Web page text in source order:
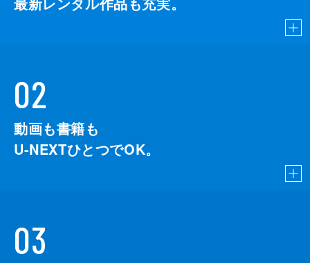
02
動画も書籍も
U-NEXTひとつでOK。
03